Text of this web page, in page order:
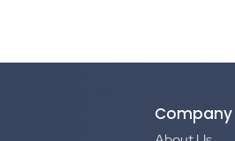
Company